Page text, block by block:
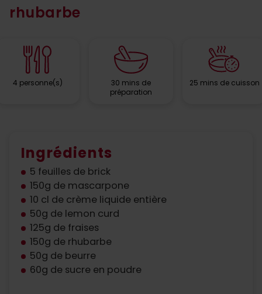
rhubarbe
4 personne(s)
30 mins de
préparation
25 mins de cuisson
Ingrédients
5 feuilles de brick
150g de mascarpone
10 cl de crème liquide entière
50g de lemon curd
125g de fraises
150g de rhubarbe
50g de beurre
60g de sucre en poudre